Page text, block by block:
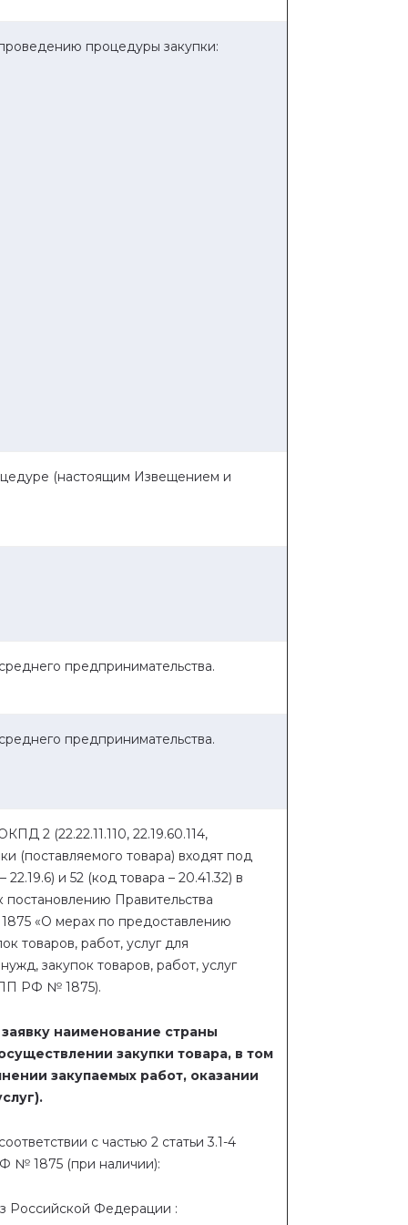
процедуры закупки:
(настоящим Извещением и
предпринимательства.
предпринимательства.
2 (22.22.11.110, 22.19.60.114,
(поставляемого товара) входят под
и 52 (код товара – 20.41.32) в
постановлению Правительства
«О мерах по предоставлению
товаров, работ, услуг для
закупок товаров, работ, услуг
ПП РФ № 1875).
наименование страны
закупки товара, в том
закупаемых работ, оказании
с частью 2 статьи 3.1-4
№ 1875 (при наличии):
Российской Федерации :